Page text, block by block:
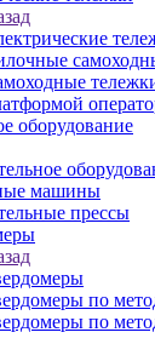
оборудование
машины
прессы
по
по